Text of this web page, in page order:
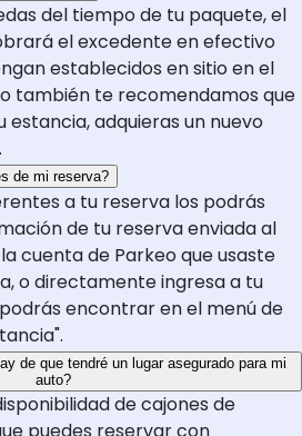
del tiempo de tu paquete, el
el excedente en efectivo
establecidos en sitio en el
también te recomendamos que
estancia, adquieras un nuevo
de mi reserva?
a tu reserva los podrás
de tu reserva enviada al
cuenta de Parkeo que usaste
o directamente ingresa a tu
encontrar en el menú de
de que tendré un lugar asegurado para mi
auto?
de cajones de
puedes reservar con